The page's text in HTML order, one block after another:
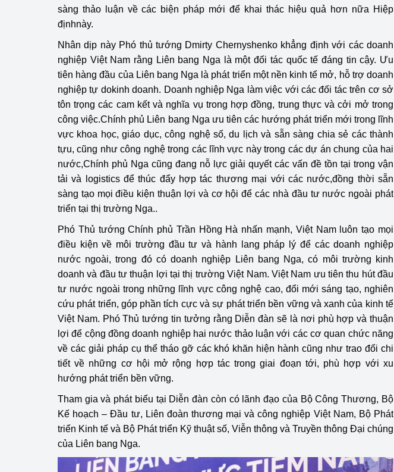
sàng thảo luận về các biện pháp mới để khai thác hiệu quả hơn nữa Hiệp
địnhnày.
Nhân dịp này Phó thủ tướng Dmirty Chernyshenko khẳng định với các doanh
nghiệp Việt Nam rằng Liên bang Nga là một đối tác quốc tế đáng tin cậy. Ưu
tiên hàng đầu của Liên bang Nga là phát triển một nền kinh tế mở, hỗ trợ doanh
nghiệp tự dokinh doanh. Doanh nghiệp Nga làm việc với các đối tác trên cơ sở
tôn trọng các cam kết và nghĩa vụ trong hợp đồng, trung thực và cởi mở trong
công việc.Chính phủ Liên bang Nga ưu tiên các hướng phát triển mới trong lĩnh
vực khoa học, giáo dục, công nghệ số, du lịch và sẵn sàng chia sẻ các thành
tựu, cũng như công nghệ trong các lĩnh vực này trong các dự án chung của hai
nước,Chính phủ Nga cũng đang nỗ lực giải quyết các vấn đề tồn tại trong vận
tải và logistics để thúc đẩy hợp tác thương mại với các nước,đồng thời sẵn
sàng tạo mọi điều kiện thuận lợi và cơ hội để các nhà đầu tư nước ngoài phát
triển tại thị trường Nga..
Phó Thủ tướng Chính phủ Trần Hồng Hà nhấn mạnh, Việt Nam luôn tạo mọi
điều kiện về môi trường đầu tư và hành lang pháp lý để các doanh nghiệp
nước ngoài, trong đó có doanh nghiệp Liên bang Nga, có môi trường kinh
doanh và đầu tư thuận lợi tại thị trường Việt Nam. Việt Nam ưu tiên thu hút đầu
tư nước ngoài trong những lĩnh vực công nghệ cao, đổi mới sáng tạo, nghiên
cứu phát triển, góp phần tích cực và sự phát triển bền vững và xanh của kinh tế
Việt Nam. Phó Thủ tướng tin tưởng rằng Diễn đàn sẽ là nơi phù hợp và thuận
lợi để cộng đồng doanh nghiệp hai nước thảo luận với các cơ quan chức năng
về các giải pháp cụ thể tháo gỡ các khó khăn hiện hành cũng như trao đổi chi
tiết về những cơ hội mở rộng hợp tác trong giai đoạn tới, phù hợp với xu
hướng phát triển bền vững.
Tham gia và phát biểu tại Diễn đàn còn có lãnh đạo của Bộ Công Thương, Bộ
Kế hoạch – Đầu tư, Liên đoàn thương mại và công nghiệp Việt Nam, Bộ Phát
triển Kinh tế và Bộ Phát triển Kỹ thuật số, Viễn thông và Truyền thông Đại chúng
của Liên bang Nga.